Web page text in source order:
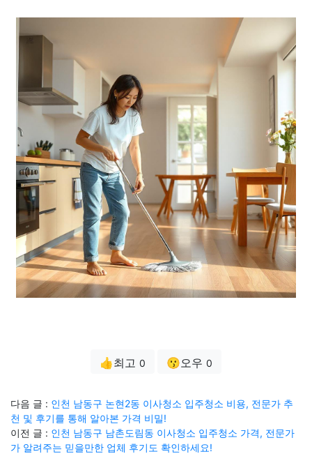
👍최고 0 😗오우 0
다음 글 : 인천 남동구 논현2동 이사청소 입주청소 비용, 전문가 추
천 및 후기를 통해 알아본 가격 비밀!
이전 글 : 인천 남동구 남촌도림동 이사청소 입주청소 가격, 전문가
가 알려주는 믿을만한 업체 후기도 확인하세요!